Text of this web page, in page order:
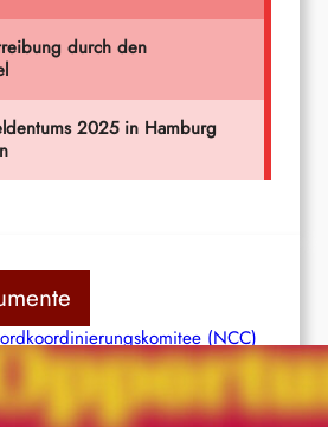
(NCC)
Kommunistischen Partei Indiens
Postmoderner